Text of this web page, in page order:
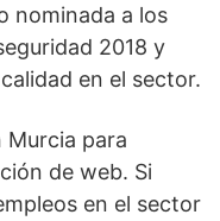
nominada a los
2018 y
en el sector.
Murcia para
de web. Si
en el sector